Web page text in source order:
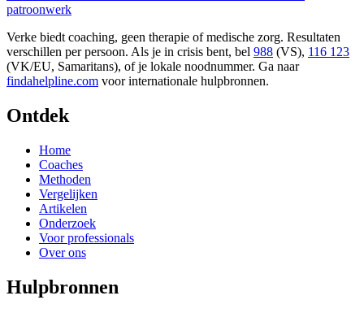
patroonwerk
Verke biedt coaching, geen therapie of medische zorg. Resultaten
verschillen per persoon. Als je in crisis bent, bel 988 (VS), 116 123
(VK/EU, Samaritans), of je lokale noodnummer. Ga naar
findahelpline.com voor internationale hulpbronnen.
Ontdek
Home
Coaches
Methoden
Vergelijken
Artikelen
Onderzoek
Voor professionals
Over ons
Hulpbronnen